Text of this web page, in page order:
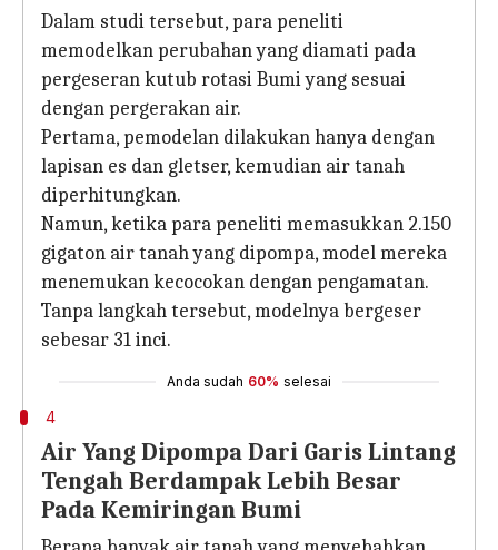
Dalam studi tersebut, para peneliti
memodelkan perubahan yang diamati pada
pergeseran kutub rotasi Bumi yang sesuai
dengan pergerakan air.
Pertama, pemodelan dilakukan hanya dengan
lapisan es dan gletser, kemudian air tanah
diperhitungkan.
Namun, ketika para peneliti memasukkan 2.150
gigaton air tanah yang dipompa, model mereka
menemukan kecocokan dengan pengamatan.
Tanpa langkah tersebut, modelnya bergeser
sebesar 31 inci.
Anda sudah 60% selesai
4
Air Yang Dipompa Dari Garis Lintang
Tengah Berdampak Lebih Besar
Pada Kemiringan Bumi